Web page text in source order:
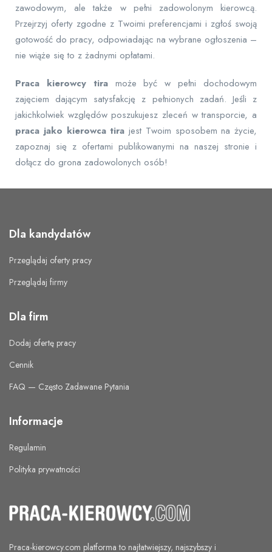
zawodowym, ale także w pełni zadowolonym kierowcą.
Przejrzyj oferty zgodne z Twoimi preferencjami i zgłoś swoją
gotowość do pracy, odpowiadając na wybrane ogłoszenia –
nie wiąże się to z żadnymi opłatami.
Praca kierowcy tira może być w pełni dochodowym
zajęciem dającym satysfakcję z pełnionych zadań. Jeśli z
jakichkolwiek względów poszukujesz zleceń w transporcie, a
praca jako kierowca tira jest Twoim sposobem na życie,
zapoznaj się z ofertami publikowanymi na naszej stronie i
dołącz do grona zadowolonych osób!
Dla kandydatów
Przeglądaj oferty pracy
Przeglądaj firmy
Dla firm
Dodaj ofertę pracy
Cennik
FAQ — Często Zadawane Pytania
Informacje
Regulamin
Polityka prywatności
Praca-kierowcy.com platforma to najłatwiejszy, najszybszy i